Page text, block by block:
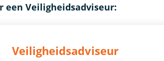
een Veiligheidsadviseur:
Veiligheidsadviseur